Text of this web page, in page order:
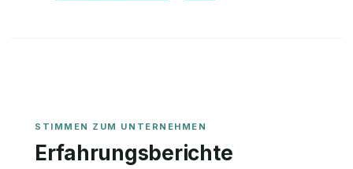
Erfahrungsberichte